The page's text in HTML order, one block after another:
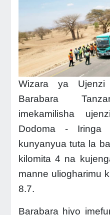
Wizara ya
Barabara
imekamilisha
Dodoma -
kunyanyua tuta la
kilomita 4 na
manne uliogharimu
8.7.
Barabara hiyo